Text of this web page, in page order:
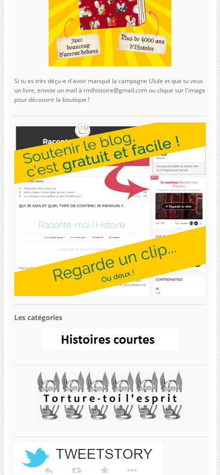
Si tu es très déçu-e d'avoir manqué la campagne Ulule et que tu veux
un livre, envoie un mail à rmlhistoire@gmail.com ou clique sur l'image
pour découvrir la boutique !
Les catégories